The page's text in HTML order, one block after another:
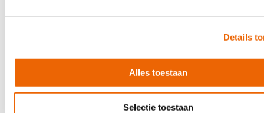
Details
Alles toestaan
Selectie toestaan
Tama Superstar Classic, Gloss Garnet Lacebark Pine, Incl. Hardware